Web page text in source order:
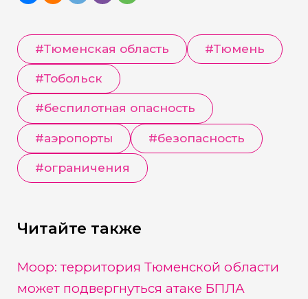
#Тюменская область #Тюмень
#Тобольск
#беспилотная опасность
#аэропорты #безопасность
#ограничения
Читайте также
Моор: территория Тюменской области
может подвергнуться атаке БПЛА